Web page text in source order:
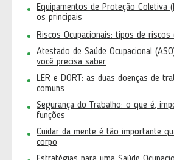
Equipamentos de Proteção Coletiva
os principais
Riscos Ocupacionais: tipos de
Atestado de Saúde Ocupacional
você precisa saber
LER e DORT: as duas doenças de
comuns
Segurança do Trabalho: o que é,
funções
Cuidar da mente é tão importante
corpo